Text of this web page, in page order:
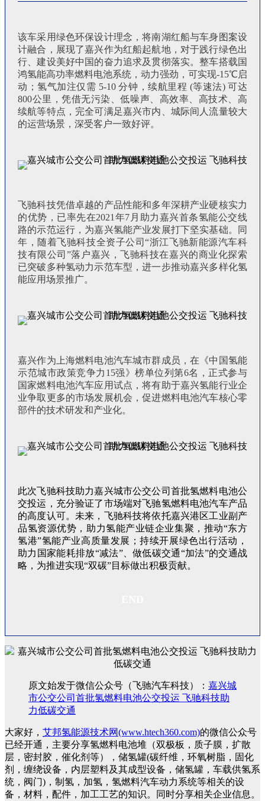
该车采用绿色环保设计理念，将南湖红船与车身图案设
计融合，展现了嘉兴作为红船起航地，对于践行绿色出
行、建设美好中国的奋力追求及贯彻落实。整车搭载国
鸿氢能高功率燃料电池系统，动力强劲，可实现-15℃启
动；氢气加注仅需 5-10 分钟，续航里程 (等速法) 可达
800公里，凭借无污染、低噪声、高效率、高技术、高
续航等特点，完全可满足嘉兴市内、城际间人流量较大
的运营场景，深受客户一致好评。
飞驰科技凭借卓越的产品性能和多年深耕产业硬核实力
的优势，已率先在2021年7月助力嘉兴首条氢能公交线
路的示范运行，为嘉兴氢能产业发展打下坚实基础。同
年，随着飞驰科技全资子公司“浙江飞驰新能源汽车科
技有限公司”落户嘉兴，飞驰科技在嘉兴的商业化探索
已突破多种氢动力示范车型，进一步推动嘉兴多样化氢
能应用场景推广。
嘉兴作为上海燃料电池汽车城市群成员，在《中国氢能
示范城市政策竞争力15强》榜单位列第6名，正式参与
国家燃料电池汽车应用试点，将有助于嘉兴氢能行业企
业争取更多的市场发展机会，促进燃料电池汽车核心零
部件的技术研发和产业化。
此次飞驰科技助力嘉兴城市公交公司首批氢燃料电池公
交投运，充分验证了市场端对飞驰氢燃料电池汽车产品
的高度认可。未来，飞驰科技将依托嘉兴港区工业副产
品氢资源优势，助力氢能产业链企业集聚，推动“东方
氢港”氢能产业高质量发展；持续开展绿色出行活动，
助力国家能耗排放“减法”、做低碳交通“加法”的交通战
略，为推进实现“双碳”目标做出积极贡献。
原文始发于微信公众号（飞驰汽车科技）： 嘉兴城
市公交公司首批氢燃料电池公交投运 飞驰科技助
力低碳交通
大家好， 艾邦氢能源技术网(www.htech360.com)的微信公众号
已经开通，主要分享氢燃料电池堆（双极板，质子膜，扩散
层，密封胶，催化剂等），储氢罐(碳纤维，环氧树脂，固化
剂，缠绕设备，内层塑料及其成型设备，储氢罐，车载供氢系
统，阀门)，制氢，加氢，氢燃料汽车动力系统等相关的设
备，材料，配件，加工工艺的知识。同时分享相关企业信息。